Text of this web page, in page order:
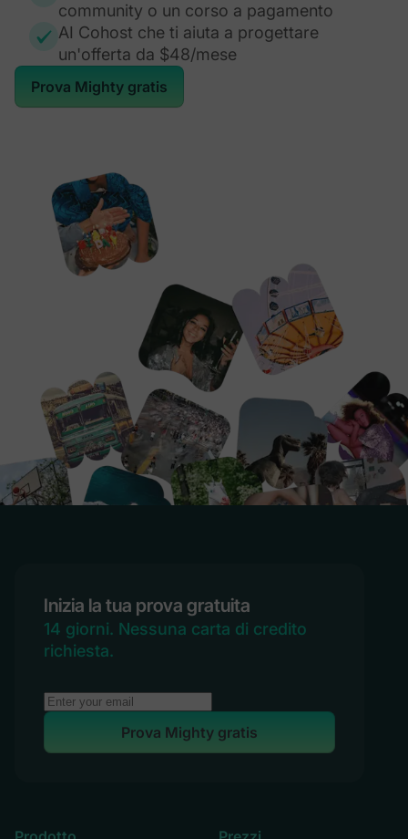
community o un corso a pagamento
AI Cohost che ti aiuta a progettare
un'offerta da $48/mese
Prova Mighty gratis
Inizia la tua prova gratuita
14 giorni. Nessuna carta di credito
richiesta.
Prova Mighty gratis